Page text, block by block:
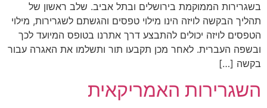
בשגרירות הממוקמת בירושלים ובתל אביב. שלב ראשון של
תהליך הבקשה לויזה הינו מילוי טפסים והגשתם לשגרירות, מילוי
הטפסים לויזה יכולים להתבצע דרך אתרנו בטופס המיועד לכך
ובשפה העברית. לאחר מכן תקבעו תור ותשלמו את האגרה עבור
בקשה […]
השגרירות האמריקאית